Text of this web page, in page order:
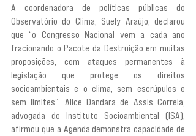
A coordenadora de políticas públicas do
Observatório do Clima, Suely Araújo, declarou
que “o Congresso Nacional vem a cada ano
fracionando o Pacote da Destruição em muitas
proposições, com ataques permanentes à
legislação que protege os direitos
socioambientais e o clima, sem escrúpulos e
sem limites”. Alice Dandara de Assis Correia,
advogada do Instituto Socioambiental (ISA),
afirmou que a Agenda demonstra capacidade de